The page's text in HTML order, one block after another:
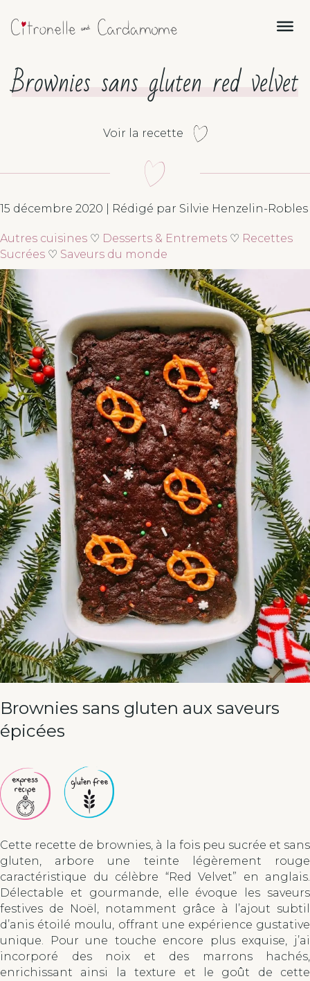
Brownies sans gluten red velvet
Voir la recette
15 décembre 2020 | Rédigé par Silvie Henzelin-Robles
Autres cuisines ♡ Desserts & Entremets ♡ Recettes
Sucrées ♡ Saveurs du monde
Brownies sans gluten aux saveurs
épicées
Cette recette de brownies, à la fois peu sucrée et sans
gluten, arbore une teinte légèrement rouge
caractéristique du célèbre “Red Velvet” en anglais.
Délectable et gourmande, elle évoque les saveurs
festives de Noël, notamment grâce à l’ajout subtil
d’anis étoilé moulu, offrant une expérience gustative
unique. Pour une touche encore plus exquise, j’ai
incorporé des noix et des marrons hachés,
enrichissant ainsi la texture et le goût de cette